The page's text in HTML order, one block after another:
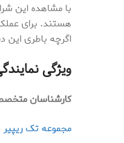
با مشاهده این
هستند. برای
اگرچه باطری این
ویژگی
کارشناسان
مجموعه تک ریپیر